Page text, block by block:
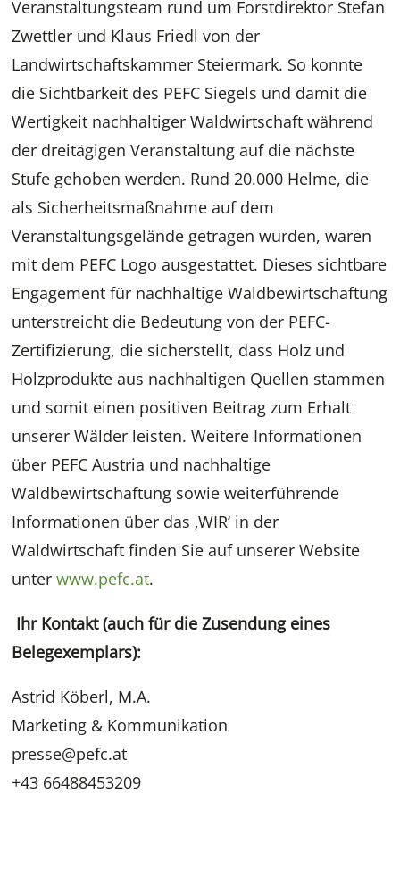
Veranstaltungsteam rund um Forstdirektor Stefan
Zwettler und Klaus Friedl von der
Landwirtschaftskammer Steiermark. So konnte
die Sichtbarkeit des PEFC Siegels und damit die
Wertigkeit nachhaltiger Waldwirtschaft während
der dreitägigen Veranstaltung auf die nächste
Stufe gehoben werden. Rund 20.000 Helme, die
als Sicherheitsmaßnahme auf dem
Veranstaltungsgelände getragen wurden, waren
mit dem PEFC Logo ausgestattet. Dieses sichtbare
Engagement für nachhaltige Waldbewirtschaftung
unterstreicht die Bedeutung von der PEFC-
Zertifizierung, die sicherstellt, dass Holz und
Holzprodukte aus nachhaltigen Quellen stammen
und somit einen positiven Beitrag zum Erhalt
unserer Wälder leisten. Weitere Informationen
über PEFC Austria und nachhaltige
Waldbewirtschaftung sowie weiterführende
Informationen über das ‚WIR‘ in der
Waldwirtschaft finden Sie auf unserer Website
unterwww.pefc.at.
Ihr Kontakt (auch für die Zusendung eines
Belegexemplars):
Astrid Köberl, M.A.
Marketing & Kommunikation
presse@pefc.at
+43 66488453209